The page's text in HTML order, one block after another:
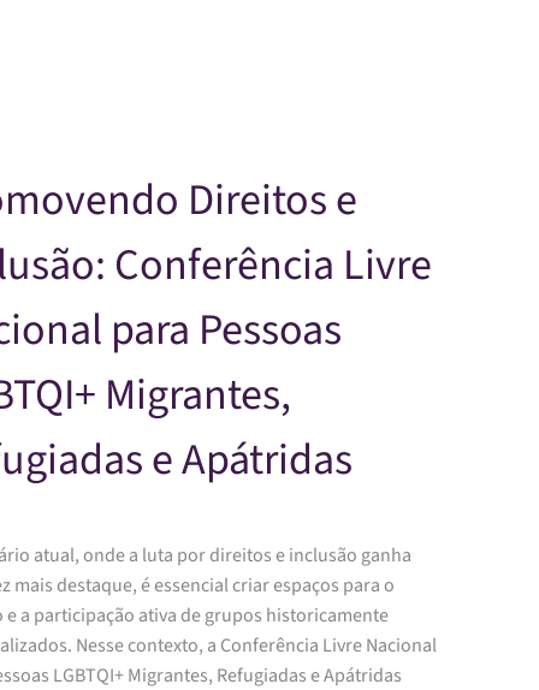
Direitos e
Conferência Livre
para Pessoas
Migrantes,
e Apátridas
atual, onde a luta por direitos e inclusão ganha
mais destaque, é essencial criar espaços para o
e a participação ativa de grupos historicamente
Nesse contexto, a Conferência Livre Nacional
LGBTQI+ Migrantes, Refugiadas e Apátridas